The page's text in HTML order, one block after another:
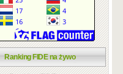
Ranking FIDE na żywo